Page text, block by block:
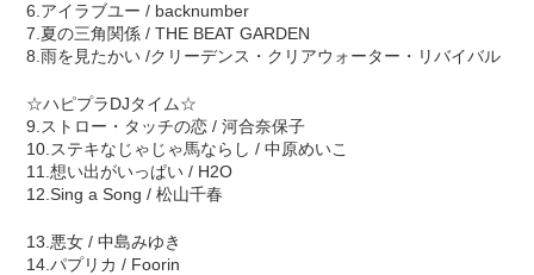
6.アイラブユー / backnumber
7.夏の三角関係 / THE BEAT GARDEN
8.雨を見たかい /クリーデンス・クリアウォーター・リバイバル
☆ハピプラDJタイム☆
9.ストロー・タッチの恋 / 河合奈保子
10.ステキなじゃじゃ馬ならし / 中原めいこ
11.想い出がいっぱい / H2O
12.Sing a Song / 松山千春
13.悪女 / 中島みゆき
14.パプリカ / Foorin